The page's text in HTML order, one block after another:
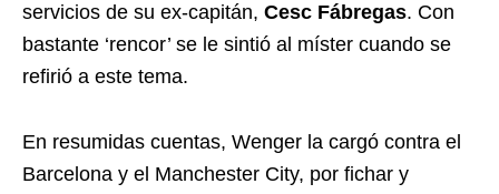
servicios de su ex-capitán, Cesc Fábregas. Con
bastante ‘rencor’ se le sintió al míster cuando se
refirió a este tema.
En resumidas cuentas, Wenger la cargó contra el
Barcelona y el Manchester City, por fichar y